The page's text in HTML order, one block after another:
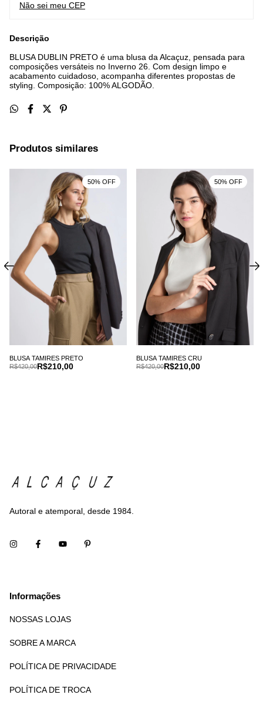
Não sei meu CEP
Descrição
BLUSA DUBLIN PRETO é uma blusa da Alcaçuz, pensada para
composições versáteis no Inverno 26. Com design limpo e
acabamento cuidadoso, acompanha diferentes propostas de
styling. Composição: 100% ALGODÃO.
Produtos similares
BLUSA TAMIRES PRETO
R$210,00
R$420,00
50% OFF
BLUSA TAMIRES CRU
R$210,00
R$420,00
50% OFF
Autoral e atemporal, desde 1984.
Informações
NOSSAS LOJAS
SOBRE A MARCA
POLÍTICA DE PRIVACIDADE
POLÍTICA DE TROCA